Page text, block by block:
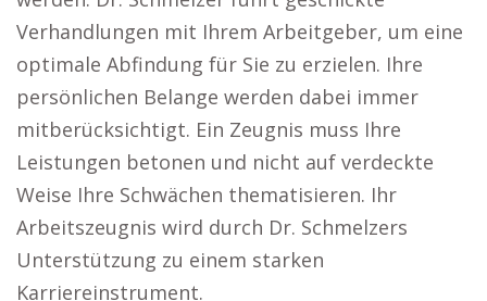
Verhandlungen mit Ihrem Arbeitgeber, um eine
optimale Abfindung für Sie zu erzielen. Ihre
persönlichen Belange werden dabei immer
mitberücksichtigt. Ein Zeugnis muss Ihre
Leistungen betonen und nicht auf verdeckte
Weise Ihre Schwächen thematisieren. Ihr
Arbeitszeugnis wird durch Dr. Schmelzers
Unterstützung zu einem starken
Karriereinstrument.